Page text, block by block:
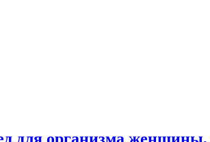
для организма